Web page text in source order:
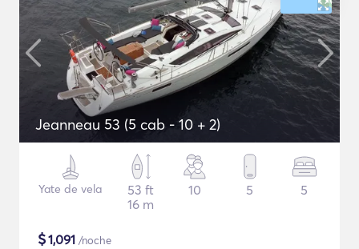
Jeanneau 53 (5 cab - 10 + 2)
Yate de vela
53 ft
16 m
10 5 5
$1,091 /noche